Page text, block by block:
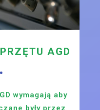
AGD
wymagają aby
były przez